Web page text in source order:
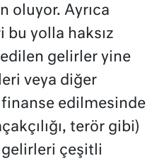
oluyor. Ayrıca
yolla haksız
edilen gelirler yine
veya diğer
edilmesinde
terör gibi)
gelirleri çeşitli